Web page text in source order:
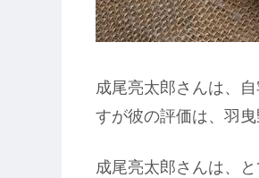
成尾亮太郎さんは、
すが彼の評価は、羽
成尾亮太郎さんは、